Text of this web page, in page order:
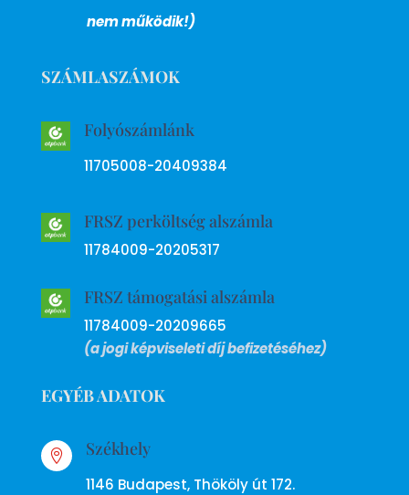
nem működik!)
SZÁMLASZÁMOK
Folyószámlánk
11705008-20409384
FRSZ perköltség alszámla
11784009-20205317
FRSZ támogatási alszámla
11784009-20209665
(a jogi képviseleti díj befizetéséhez)
EGYÉB ADATOK
 Székhely
1146 Budapest, Thököly út 172.